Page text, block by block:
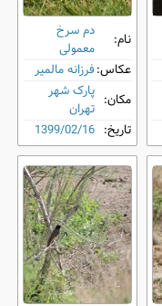
نام:
دم‌ سرخ
معمولی
عکاس:فرزانه مالمیر
مکان: پارک شهر
تهران
تاریخ: 1399/02/16